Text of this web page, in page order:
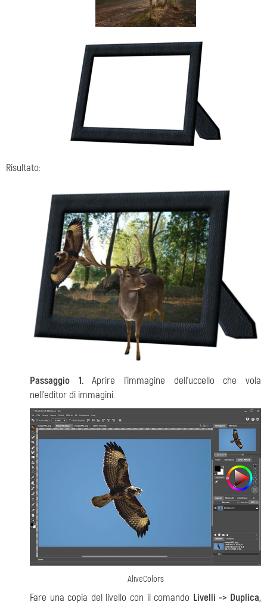
Risultato:
Passaggio 1.Aprire l’immagine dell’uccello che vola
nell’editor di immagini.
AliveColors
Fare una copia del livello con il comando Livelli -> Duplica,